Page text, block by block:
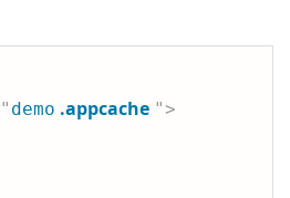
" demo .appcache ">